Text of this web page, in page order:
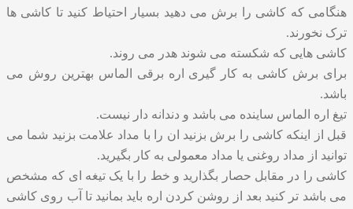
هنگامی که کاشی را برش می دهید بسیار احتیاط کنید تا کاشی ها
ترک نخورند.
کاشی هایی که شکسته می شوند هدر می روند.
برای برش کاشی به کار گیری اره برقی الماس بهترین روش می
باشد.
تیغ اره الماس ساینده می باشد و دندانه دار نیست.
قبل از اینکه کاشی را برش بزنید ان را با مداد علامت بزنید شما می
توانید از مداد روغنی یا مداد معمولی به کار بگیرید.
کاشی را در مقابل حصار بگذارید و خط را با یک تیغه ای که مشخص
می باشد تر کنید بعد از روشن کردن اره باید بمانید تا آب روی کاشی